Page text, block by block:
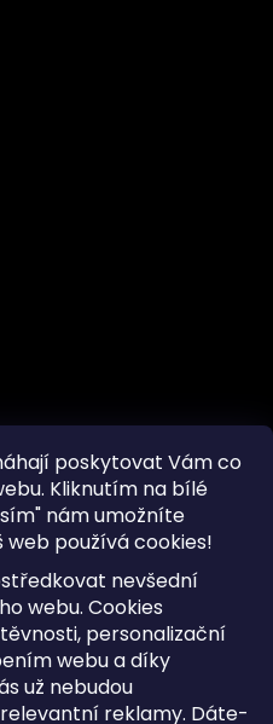
poskytovat Vám co
Kliknutím na bílé
nám umožníte
web používá cookies!
nevšední
webu. Cookies
personalizační
webu a díky
už nebudou
reklamy. Dáte-